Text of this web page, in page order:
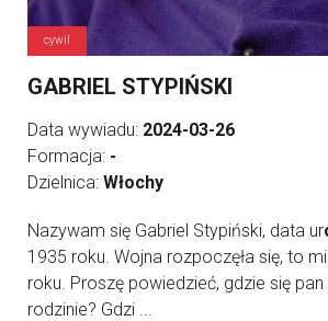
cywil
GABRIEL STYPIŃSKI
Data wywiadu: 2024-03-26
Formacja: -
Dzielnica: Włochy
Nazywam się Gabriel Stypiński, data ur
1935 roku. Wojna rozpoczęła się, to
roku. Proszę powiedzieć, gdzie się pan
rodzinie? Gdzi ...